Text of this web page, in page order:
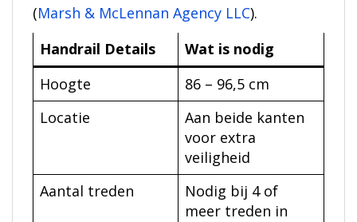
(Marsh & McLennan Agency LLC).
Handrail Details
Wat is nodig
Hoogte
86 – 96,5 cm
Locatie
Aan beide kanten
voor extra
veiligheid
Aantal treden
Nodig bij 4 of
meer treden in